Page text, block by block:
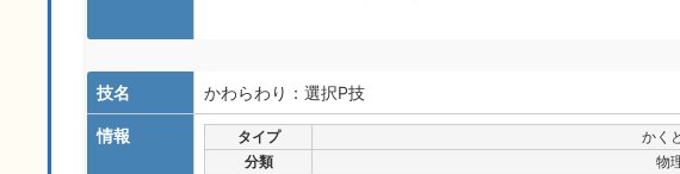
技名 かわらわり：選択P技
情報 タイプ
かく
分類
物